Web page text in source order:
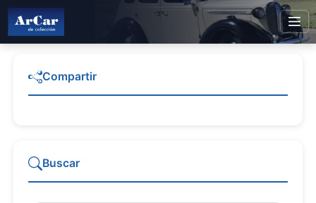
Compartir
Buscar